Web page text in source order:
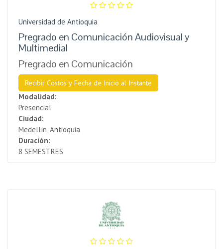
Universidad de Antioquia
Pregrado en Comunicación Audiovisual y
Multimedial
Pregrado en Comunicación
Recibir Costos y Fecha de Inicio al Instante
Modalidad:
Presencial
Ciudad:
Medellín, Antioquia
Duración:
8 SEMESTRES